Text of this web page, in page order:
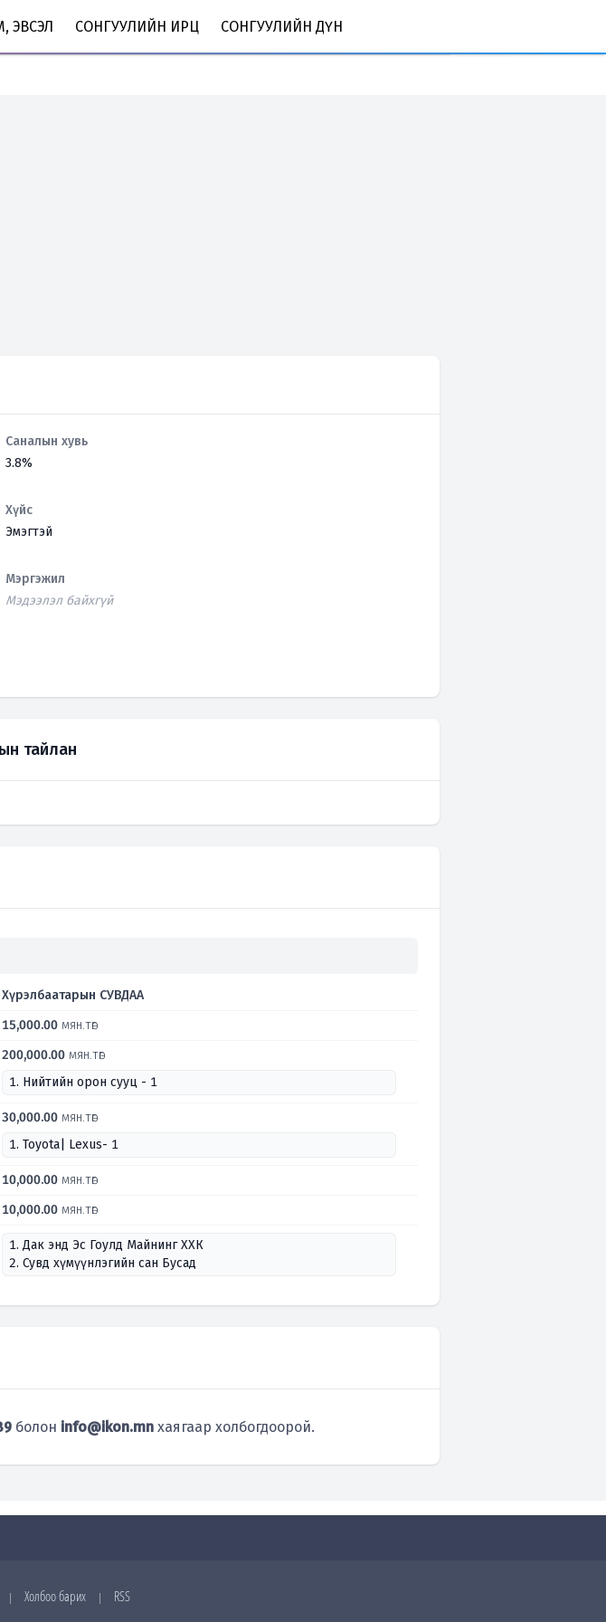
ЭВСЭЛ СОНГУУЛИЙН ИРЦ СОНГУУЛИЙН ДҮН
Саналын хувь
3.8%
Хүйс
Эмэгтэй
Мэргэжил
Мэдээлэл байхгүй
тайлан
Хүрэлбаатарын СУВДАА
15,000.00 мян.төг
200,000.00 мян.төг
1. Нийтийн орон сууц - 1
30,000.00 мян.төг
1. Toyota| Lexus- 1
10,000.00 мян.төг
10,000.00 мян.төг
1. Дак энд Эс Гоулд Майнинг ХХК
2. Сувд хүмүүнлэгийн сан Бусад
болон info@ikon.mn хаягаар холбогдоорой.
| Холбоо барих | RSS